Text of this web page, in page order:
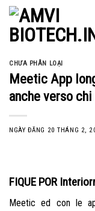
Skip
content
CHƯA PHÂN LOẠI
Meetic App
anche verso
NGÀY ĐĂNG 20 THÁNG 2,
FIQUE POR
Meetic ed con le